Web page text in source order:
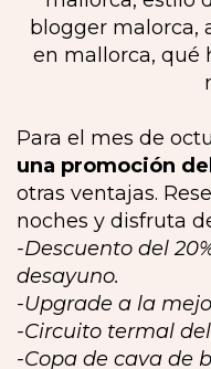
Para el mes de
una promoción
otras ventajas.
noches y disfruta
-Descuento del
desayuno.
-Upgrade a la
-Circuito termal
-Copa de cava de